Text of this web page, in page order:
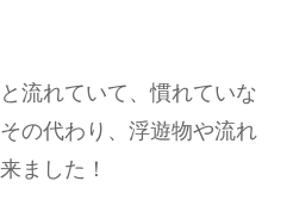
流れていて、慣れていな
の代わり、浮遊物や流れ
ました！